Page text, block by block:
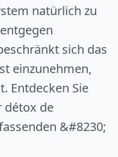
natürlich zu
sich das
einzunehmen,
Entdecken Sie
détox de
&#8230;